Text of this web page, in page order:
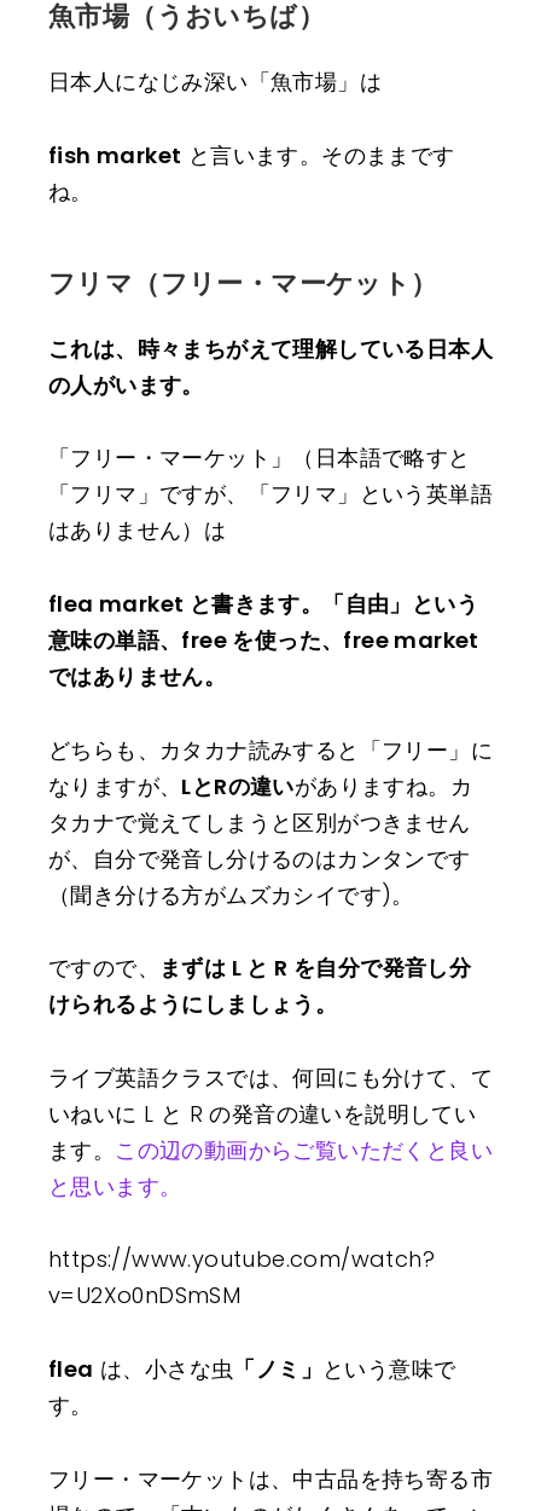
魚市場（うおいちば）
日本人になじみ深い「魚市場」は
fish market と言います。そのままです
ね。
フリマ（フリー・マーケット）
これは、時々まちがえて理解している日本人
の人がいます。
「フリー・マーケット」（日本語で略すと
「フリマ」ですが、「フリマ」という英単語
はありません）は
flea market と書きます。「自由」という
意味の単語、free を使った、free market
ではありません。
どちらも、カタカナ読みすると「フリー」に
なりますが、 LとRの違いがありますね。カ
タカナで覚えてしまうと区別がつきません
が、自分で発音し分けるのはカンタンです
（聞き分ける方がムズカシイです)。
ですので、
まずは L と R を自分で発音し分
けられるようにしましょう。
ライブ英語クラスでは、何回にも分けて、て
いねいに L と R の発音の違いを説明してい
ます。 この辺の動画からご覧いただくと良い
と思います。
https://www.youtube.com/watch?
v=U2Xo0nDSmSM
flea は、小さな虫 「ノミ」 という意味で
す。
フリー・マーケットは、中古品を持ち寄る市